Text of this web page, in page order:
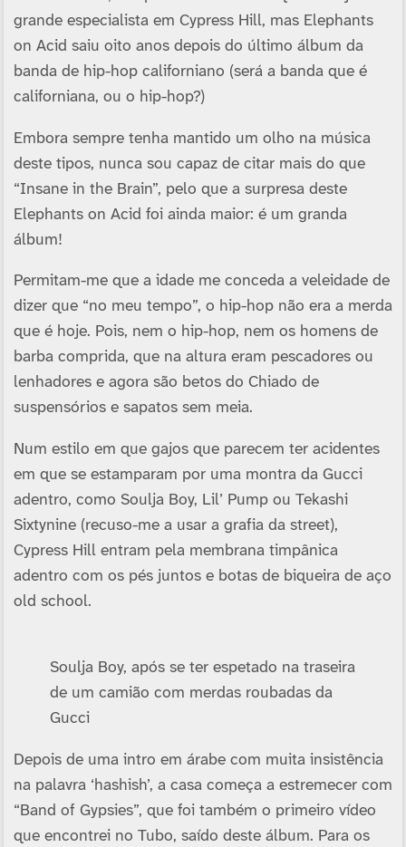
grande especialista em Cypress Hill, mas Elephants
on Acid saiu oito anos depois do último álbum da
banda de hip-hop californiano (será a banda que é
californiana, ou o hip-hop?)
Embora sempre tenha mantido um olho na música
deste tipos, nunca sou capaz de citar mais do que
“Insane in the Brain”, pelo que a surpresa deste
Elephants on Acid foi ainda maior: é um granda
álbum!
Permitam-me que a idade me conceda a veleidade de
dizer que “no meu tempo”, o hip-hop não era a merda
que é hoje. Pois, nem o hip-hop, nem os homens de
barba comprida, que na altura eram pescadores ou
lenhadores e agora são betos do Chiado de
suspensórios e sapatos sem meia.
Num estilo em que gajos que parecem ter acidentes
em que se estamparam por uma montra da Gucci
adentro, como Soulja Boy, Lil’ Pump ou Tekashi
Sixtynine (recuso-me a usar a grafia da street),
Cypress Hill entram pela membrana timpânica
adentro com os pés juntos e botas de biqueira de aço
old school.
Soulja Boy, após se ter espetado na traseira
de um camião com merdas roubadas da
Gucci
Depois de uma intro em árabe com muita insistência
na palavra ‘hashish’, a casa começa a estremecer com
“Band of Gypsies”, que foi também o primeiro ví­deo
que encontrei no Tubo, saí­do deste álbum. Para os